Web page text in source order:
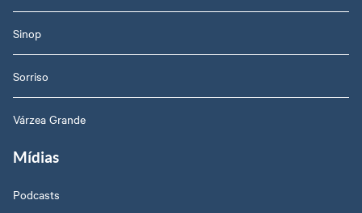
Sinop
Sorriso
Várzea Grande
Mídias
Podcasts